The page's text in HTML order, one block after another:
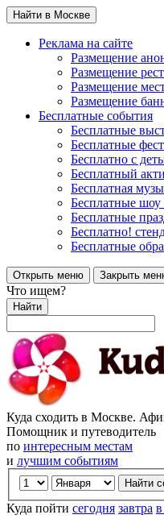
Найти в Москве
Реклама на сайте
Размещение
Размещение
Размещение
Размещение
Бесплатные события
Бесплатные
Бесплатные
Бесплатно с
Бесплатный
Бесплатная
Бесплатные
Бесплатные
Бесплатно!
Бесплатные
Открыть меню Закрыть
Что ищем?
Найти
Куда сходить в Москве.
Помощник и путеводитель
по интересным местам
и лучшим событиям
Куда пойти сегодня завтра